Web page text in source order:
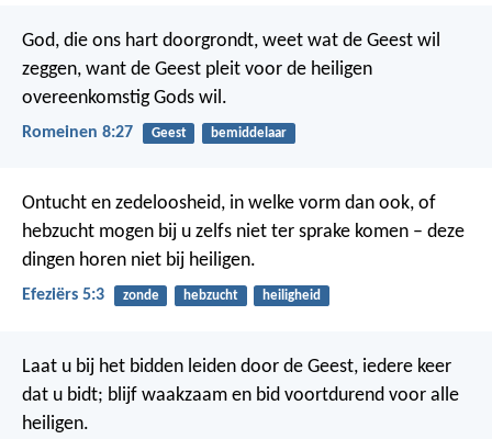
God, die ons hart doorgrondt, weet wat de Geest wil
zeggen, want de Geest pleit voor de heiligen
overeenkomstig Gods wil.
Romeinen 8:27 Geest bemiddelaar
Ontucht en zedeloosheid, in welke vorm dan ook, of
hebzucht mogen bij u zelfs niet ter sprake komen – deze
dingen horen niet bij heiligen.
Efeziërs 5:3 zonde hebzucht heiligheid
Laat u bij het bidden leiden door de Geest, iedere keer
dat u bidt; blijf waakzaam en bid voortdurend voor alle
heiligen.